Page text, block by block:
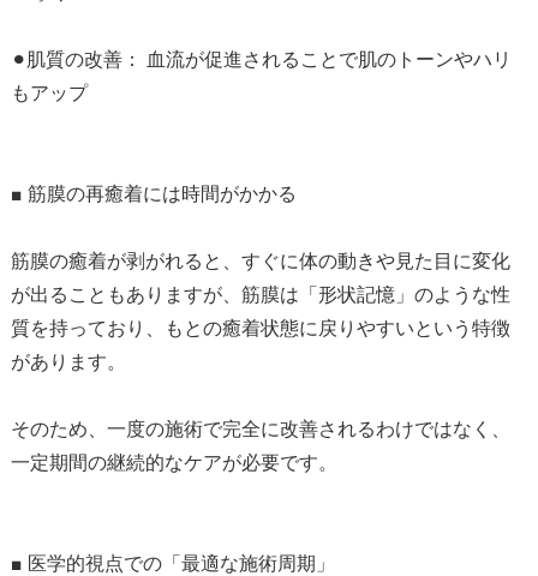
⚫︎肌質の改善： 血流が促進されることで肌のトーンやハリ
もアップ
■ 筋膜の再癒着には時間がかかる
筋膜の癒着が剥がれると、すぐに体の動きや見た目に変化
が出ることもありますが、筋膜は「形状記憶」のような性
質を持っており、もとの癒着状態に戻りやすいという特徴
があります。
そのため、一度の施術で完全に改善されるわけではなく、
一定期間の継続的なケアが必要です。
■ 医学的視点での「最適な施術周期」